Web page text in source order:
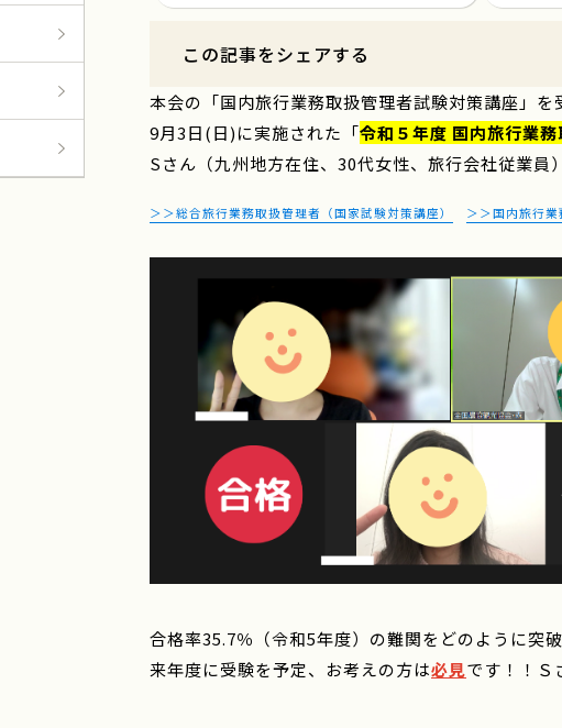
この記事をシェアする
本会の「国内旅行業務取扱管理者試験対策講座」を
9月3日(日)に実施された「令和５年度 国内旅行業
Sさん（九州地方在住、30代女性、旅行会社従業員
＞＞総合旅行業務取扱管理者（国家試験対策講座） ＞＞国内旅行業
合格率35.7％（令和5年度）の難関をどのように突
来年度に受験を予定、お考えの方は必見です！！Ｓ